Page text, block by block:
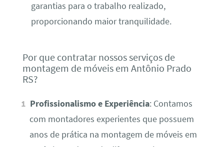
garantias para o trabalho realizado,
proporcionando maior tranquilidade.
Por que contratar nossos serviços de
montagem de móveis em Antônio Prado
RS?
Profissionalismo e Experiência: Contamos
com montadores experientes que possuem
anos de prática na montagem de móveis em